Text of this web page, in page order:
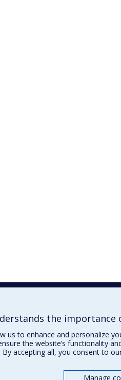
the importance
us to enhance and personalize
the website’s functionality
By accepting all, you consent to
Manage